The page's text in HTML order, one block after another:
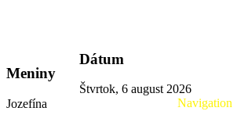
Meniny
Jozefína
Dátum
Štvrtok, 6 august 2026
Navigation